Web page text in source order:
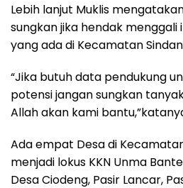
Lebih lanjut Muklis
sungkan jika hendak
yang ada di Kecamatan
“Jika butuh data pendukung
potensi jangan sungkan
Allah akan kami
Ada empat Desa di
menjadi lokus KKN Unma
Desa Ciodeng, Pasir Lancar,